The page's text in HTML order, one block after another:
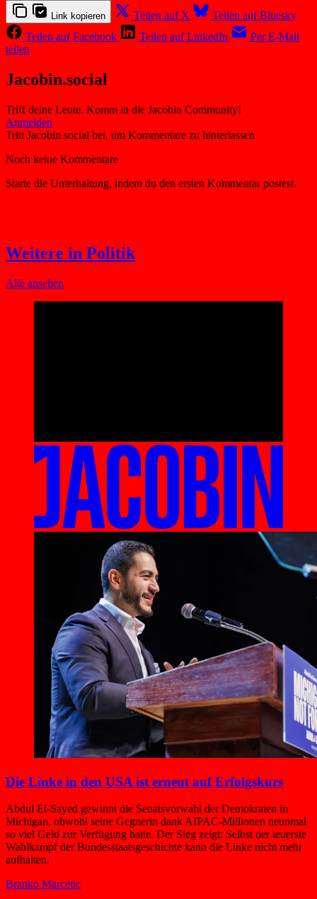
Link kopieren Teilen auf X
Teilen auf Bluesky
Teilen auf Facebook
Teilen auf LinkedIn
Per E-Mail
teilen
Jacobin.social
Triff deine Leute. Komm in die Jacobin Community!
Weitere in Politik
Alle ansehen
Die Linke in den USA ist erneut auf Erfolgskurs
Abdul El-Sayed gewinnt die Senatsvorwahl der Demokraten in
Michigan, obwohl seine Gegnerin dank AIPAC-Millionen neunmal
so viel Geld zur Verfügung hatte. Der Sieg zeigt: Selbst der teuerste
Wahlkampf der Bundesstaatsgeschichte kann die Linke nicht mehr
aufhalten.
Branko Marcetic